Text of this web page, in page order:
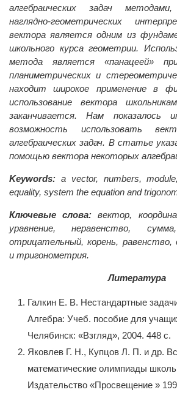
алгебраических задач
наглядно-геометрических
вектора является одним из
школьного курса геометрии.
метода является «панацеей»
планиметрических и
находит широкое применение в
использование вектора
заканчивается. Нам показалось
возможность использовать
алгебраических задач. В статье
помощью вектора некоторых
Keywords: a vector, numbers,
equality, system the equation and
Ключевые слова: вектор,
уравнение, неравенство,
отрицательный, корень, равенство,
и тригонометрия.
Литература
Галкин Е. В. Нестандартные
Алгебра: Учеб. пособие для
Челябинск: «Взгляд», 2004. 448 с.
Яковлев Г. Н., Купцов Л. П. и др.
математические олимпиады
Издательство «Просвещение »